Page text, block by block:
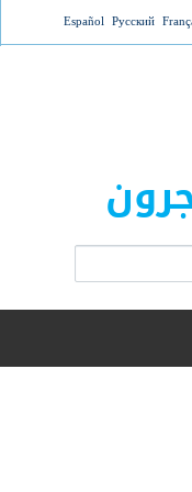
Русский
Español